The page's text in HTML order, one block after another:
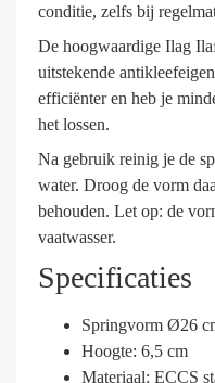
conditie, zelfs bij
De hoogwaardige Ilag
uitstekende
efficiënter en heb je
het lossen.
Na gebruik reinig je de
water. Droog de vorm
behouden. Let op: de
vaatwasser.
Specificaties
Springvorm Ø26
Hoogte: 6,5 cm
Materiaal: ECCS